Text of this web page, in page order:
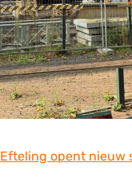
Efteling opent nieuw